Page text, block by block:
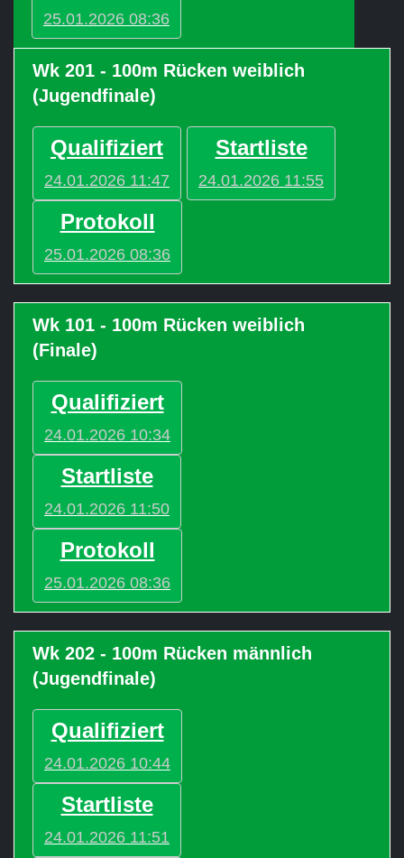
25.01.2026 08:36
Wk 201 - 100m Rücken weiblich
(Jugendfinale)
Qualifiziert
24.01.2026 11:47
Startliste
24.01.2026 11:55
Protokoll
25.01.2026 08:36
Wk 101 - 100m Rücken weiblich
(Finale)
Qualifiziert
24.01.2026 10:34
Startliste
24.01.2026 11:50
Protokoll
25.01.2026 08:36
Wk 202 - 100m Rücken männlich
(Jugendfinale)
Qualifiziert
24.01.2026 10:44
Startliste
24.01.2026 11:51